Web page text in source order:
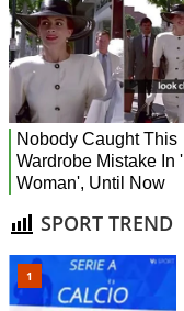
SPORT TREND